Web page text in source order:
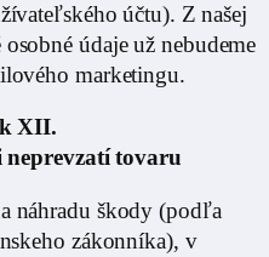
účtu). Z našej
údaje už nebudeme
marketingu.
XII.
tovaru
náhradu škody (podľa
zákonníka), v